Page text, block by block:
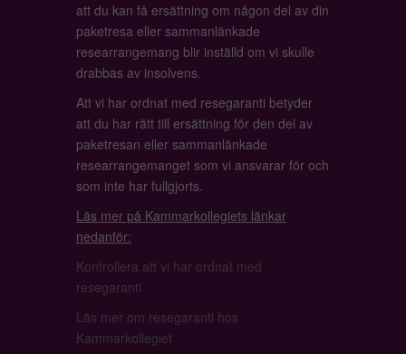
att du kan få ersättning om någon del av din
paketresa eller sammanlänkade
researrangemang blir inställd om vi skulle
drabbas av insolvens.
Att vi har ordnat med resegaranti betyder
att du har rätt till ersättning för den del av
paketresan eller sammanlänkade
researrangemanget som vi ansvarar för och
som inte har fullgjorts.
Läs mer på Kammarkollegiets länkar
nedanför:
Kontrollera att vi har ordnat med
resegaranti
Läs mer om resegaranti hos
Kammarkollegiet